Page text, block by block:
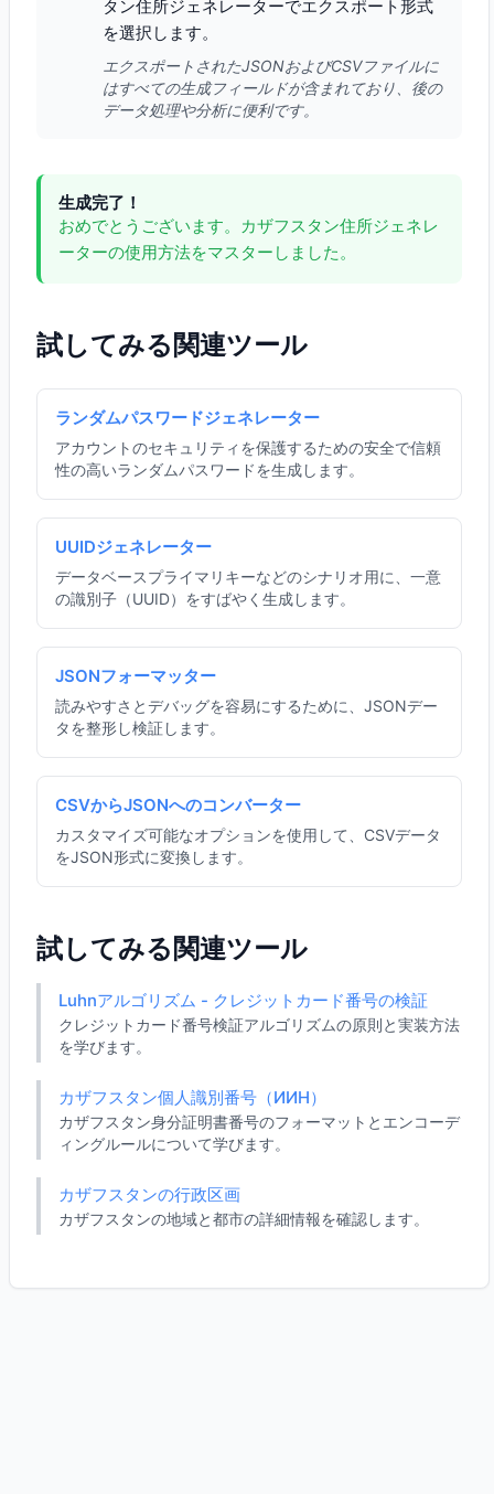
タン住所ジェネレーターでエクスポート形式
を選択します。
エクスポートされたJSONおよびCSVファイルに
はすべての生成フィールドが含まれており、後の
データ処理や分析に便利です。
生成完了！
おめでとうございます。カザフスタン住所ジェネレ
ーターの使用方法をマスターしました。
試してみる関連ツール
ランダムパスワードジェネレーター
アカウントのセキュリティを保護するための安全で信頼
性の高いランダムパスワードを生成します。
UUIDジェネレーター
データベースプライマリキーなどのシナリオ用に、一意
の識別子（UUID）をすばやく生成します。
JSONフォーマッター
読みやすさとデバッグを容易にするために、JSONデー
タを整形し検証します。
CSVからJSONへのコンバーター
カスタマイズ可能なオプションを使用して、CSVデータ
をJSON形式に変換します。
試してみる関連ツール
Luhnアルゴリズム - クレジットカード番号の検証
クレジットカード番号検証アルゴリズムの原則と実装方法
を学びます。
カザフスタン個人識別番号（ИИН）
カザフスタン身分証明書番号のフォーマットとエンコーデ
ィングルールについて学びます。
カザフスタンの行政区画
カザフスタンの地域と都市の詳細情報を確認します。